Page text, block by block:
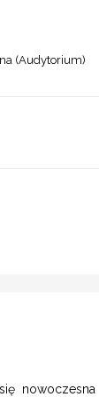
(Audytorium)
nowoczesna